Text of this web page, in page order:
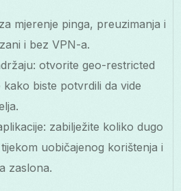
mjerenje pinga, preuzimanja i
i bez VPN-a.
otvorite geo-restricted
kako biste potvrdili da vide
zabilježite koliko dugo
uobičajenog korištenja i
zaslona.